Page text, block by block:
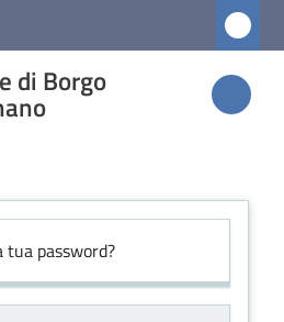
di Borgo
password?